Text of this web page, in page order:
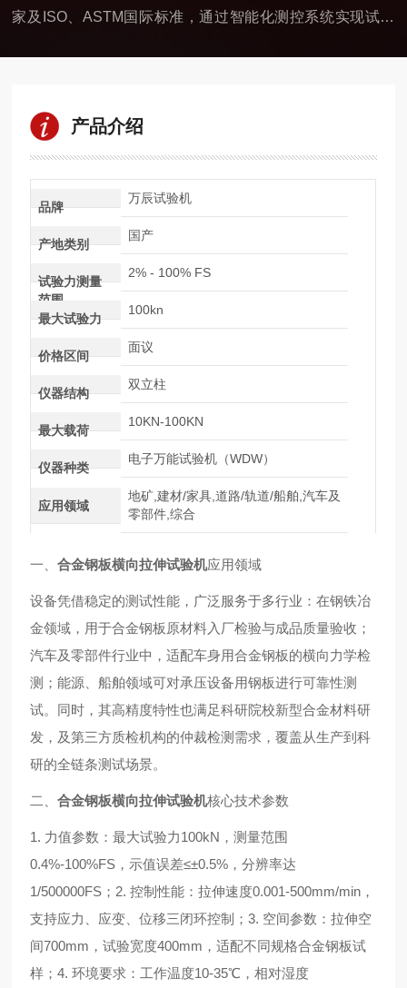
家及ISO、ASTM国际标准，通过智能化测控系统实现试验
产品介绍
品牌
万辰试验机
产地类别
国产
试验力测量
范围
2% - 100% FS
最大试验力
100kn
价格区间
面议
仪器结构
双立柱
最大载荷
10KN-100KN
仪器种类
电子万能试验机（WDW）
应用领域
地矿,建材/家具,道路/轨道/船舶,汽车及
零部件,综合
一、合金钢板横向拉伸试验机应用领域
设备凭借稳定的测试性能，广泛服务于多行业：在钢铁冶
金领域，用于合金钢板原材料入厂检验与成品质量验收；
汽车及零部件行业中，适配车身用合金钢板的横向力学检
测；能源、船舶领域可对承压设备用钢板进行可靠性测
试。同时，其高精度特性也满足科研院校新型合金材料研
发，及第三方质检机构的仲裁检测需求，覆盖从生产到科
研的全链条测试场景。
二、合金钢板横向拉伸试验机核心技术参数
1. 力值参数：最大试验力100kN，测量范围
0.4%-100%FS，示值误差≤±0.5%，分辨率达
1/500000FS；2. 控制性能：拉伸速度0.001-500mm/min，
支持应力、应变、位移三闭环控制；3. 空间参数：拉伸空
间700mm，试验宽度400mm，适配不同规格合金钢板试
样；4. 环境要求：工作温度10-35℃，相对湿度